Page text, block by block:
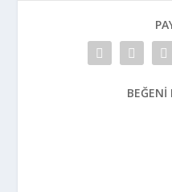
BEĞENI